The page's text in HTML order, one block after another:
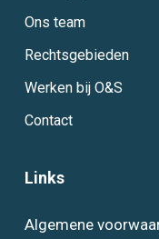
Ons team
Rechtsgebieden
Werken bij O&S
Contact
Links
Algemene